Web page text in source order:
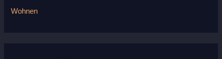
Wohnen